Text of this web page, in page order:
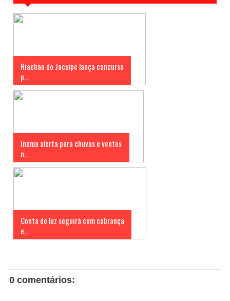
Riachão do Jacuípe lança concurso
p...
Inema alerta para chuvas e ventos
n...
Conta de luz seguirá com cobrança
e...
0 comentários: